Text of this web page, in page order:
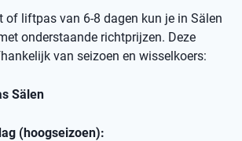
of liftpas van 6-8 dagen kun je in Sälen
onderstaande richtprijzen. Deze
van seizoen en wisselkoers:
Sälen
(hoogseizoen):